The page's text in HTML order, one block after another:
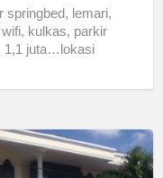
lemari,
kulkas, parkir
1,1 juta…lokasi